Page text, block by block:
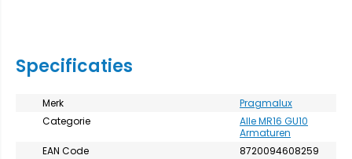
Specificaties
Merk
Pragmalux
Categorie
Alle MR16 GU10
Armaturen
EAN Code
8720094608259